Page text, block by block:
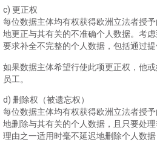
c) 更正权
每位数据主体均有权获得欧洲立法者授
地更正与其有关的不准确个人数据。考
要求补全不完整的个人数据，包括通过提
如果数据主体希望行使此项更正权，他
员工。
d) 删除权（被遗忘权）
每位数据主体均有权获得欧洲立法者授
地删除与其有关的个人数据，且只要处
理由之一适用时毫不延迟地删除个人数据